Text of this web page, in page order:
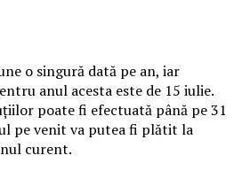
o singură dată pe an, iar
anul acesta este de 15 iulie.
poate fi efectuată până pe 31
pe venit va putea fi plătit la
curent.